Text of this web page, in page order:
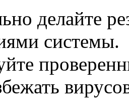
делайте
системы.